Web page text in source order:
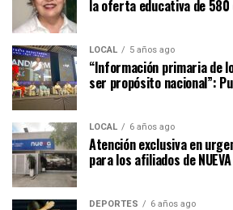
la oferta educativa de
LOCAL 5 años ago
“Información primaria de
ser propósito nacional”:
LOCAL 6 años ago
Atención exclusiva en
para los afiliados de
DEPORTES 6 años ago